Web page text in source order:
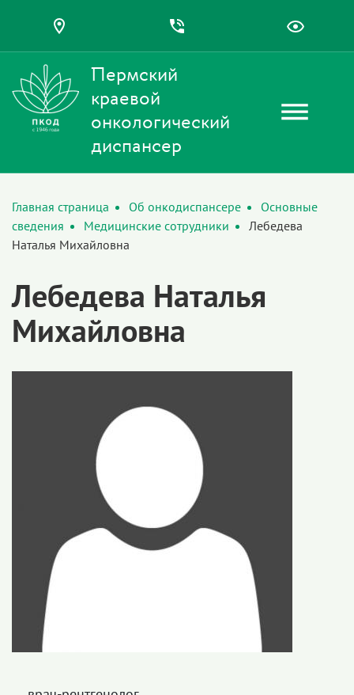
Пермский
краевой
онкологический
диспансер
Главная страница Об онкодиспансере
Основные
сведения
Медицинские сотрудники
Лебедева
Наталья Михайловна
Лебедева Наталья
Михайловна